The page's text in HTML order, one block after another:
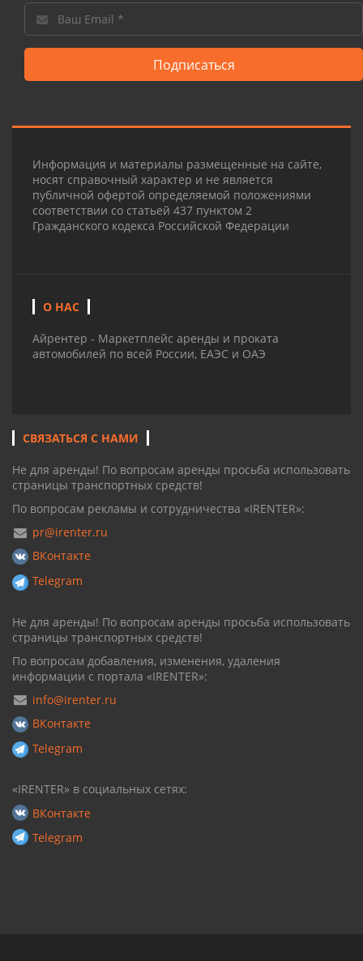
Подписаться
Информация и материалы размещенные на сайте,
носят справочный характер и не является
публичной офертой определяемой положениями
соответствии со статьей 437 пунктом 2
Гражданского кодекса Российской Федерации
О НАС
Айрентер - Маркетплейс аренды и проката
автомобилей по всей России, ЕАЭС и ОАЭ
СВЯЗАТЬСЯ С НАМИ
Не для аренды! По вопросам аренды просьба использовать
страницы транспортных средств!
По вопросам рекламы и сотрудничества «IRENTER»:
pr@irenter.ru
ВКонтакте
Telegram
Не для аренды! По вопросам аренды просьба использовать
страницы транспортных средств!
По вопросам добавления, изменения, удаления
информации с портала «IRENTER»:
info@irenter.ru
ВКонтакте
Telegram
«IRENTER» в социальных сетях:
ВКонтакте
Telegram